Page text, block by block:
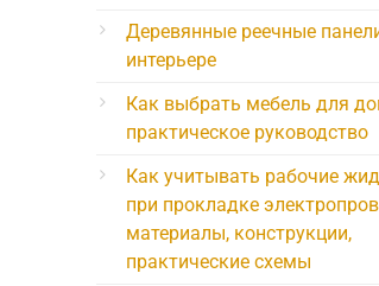
Деревянные реечные
интерьере
Как выбрать мебель для
практическое руководство
Как учитывать рабочие
при прокладке
материалы, конструкции,
практические схемы